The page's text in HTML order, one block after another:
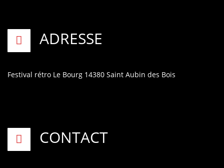
ADRESSE
Festival rétro Le Bourg 14380 Saint Aubin des Bois
CONTACT